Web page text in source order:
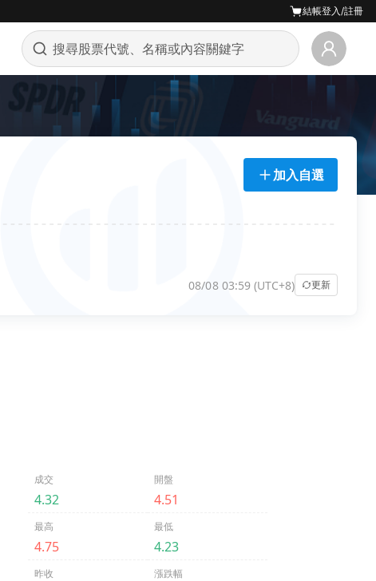
結帳登入/註冊
加入自選
08/08 03:59 (UTC+8) 更新
成交
4.32
開盤
4.51
最高
4.75
最低
4.23
昨收 漲跌幅